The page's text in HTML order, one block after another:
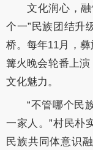
文化润心，
个一”民族团结升
桥。每年11月，
篝火晚会轮番上
文化魅力。
“不管哪个民
一家人。”村民朴
民族共同体意识